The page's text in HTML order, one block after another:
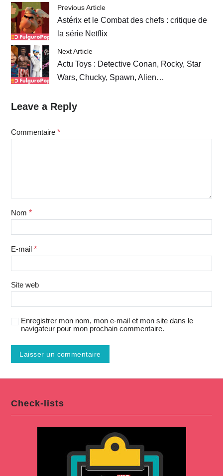
Previous Article
Astérix et le Combat des chefs : critique de
la série Netflix
Next Article
Actu Toys : Detective Conan, Rocky, Star
Wars, Chucky, Spawn, Alien…
Leave a Reply
Commentaire *
Nom *
E-mail *
Site web
Enregistrer mon nom, mon e-mail et mon site dans le
navigateur pour mon prochain commentaire.
Check-lists